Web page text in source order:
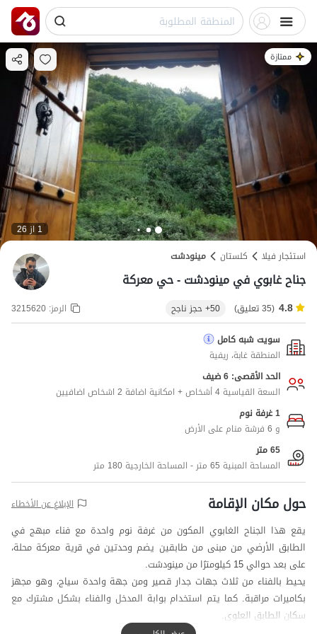
ممتازة
1 از 26
استئجار فيلا
کلستان مینودشت
جناح غابوي في مينودشت - حي معركة
4.8 (35 تعليق) 50+ حجز ناجح الرمز: 3215620
سويت شبه كامل
المنطقة غابة، ريفية
الحد الأقصى: 6 ضيف
السعة القياسية 4 أشخاص + امكانية اضافة 2 اشخاص اضافيين
1 غرفة نوم
و 6 فرشة منام على الأرض
65 متر
المساحة المبنية 65 متر - المساحة الخارجية 180 متر
حول مكان الإقامة الإبلاغ عن الأخطاء
يقع هذا الجناح الغابوي المكون من غرفة نوم واحدة مع فناء مبهج في
الطابق الأرضي من مبنى من طابقين يضم وحدتين في قرية معركة محلة،
على بعد حوالي 15 كيلومترًا من مينودشت.
يحيط بالفناء من ثلاث جهات جدار قصير ومن جهة واحدة سياج، وهو مجهز
بكاميرات مراقبة. كما يتم استخدام بوابة المدخل والفناء بشكل مشترك مع
سكان الطابق العلوي.